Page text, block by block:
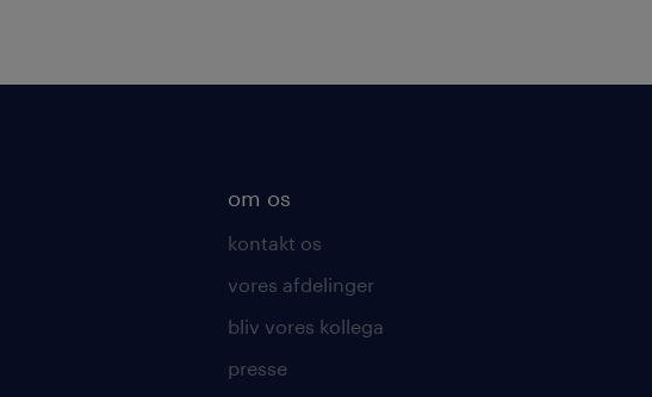
om os
kontakt os
vores afdelinger
bliv vores kollega
presse